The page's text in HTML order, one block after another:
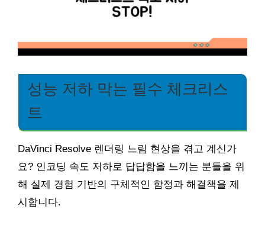
성능 저하 막는 필수 체크리스
트
DaVinci Resolve 렌더링 느림 현상을 겪고 계신가
요? 인코딩 속도 저하로 답답함을 느끼는 분들을 위
해 실제 경험 기반의 구체적인 함정과 해결책을 제
시합니다.